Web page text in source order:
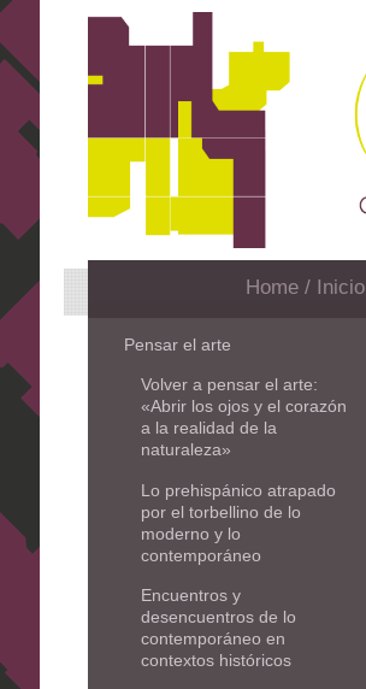
Home / Inicio
Pensar el arte
Volver a pensar el arte:
«Abrir los ojos y el corazón
a la realidad de la
naturaleza»
Lo prehispánico atrapado
por el torbellino de lo
moderno y lo
contemporáneo
Encuentros y
desencuentros de lo
contemporáneo en
contextos históricos